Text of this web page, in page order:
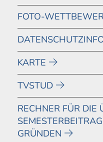
FOTO-
KARTE
TVSTUD
RECHNER FÜR DIE
GRÜNDEN